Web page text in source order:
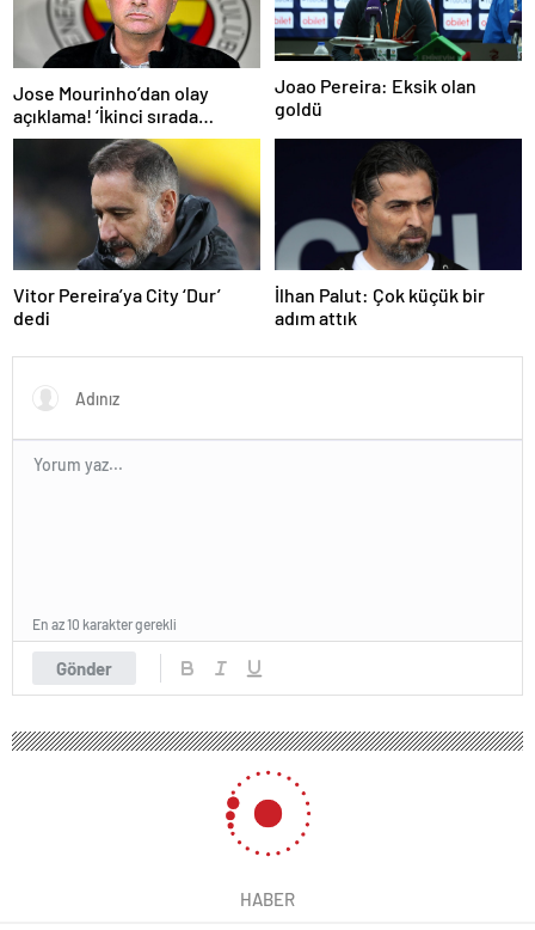
Jose Mourinho’dan olay
açıklama! ‘İkinci sırada
bitireceğiz’
Joao Pereira: Eksik olan
goldü
Vitor Pereira’ya City ‘Dur’
dedi
İlhan Palut: Çok küçük bir
adım attık
Gönder
En az 10 karakter gerekli
HABER